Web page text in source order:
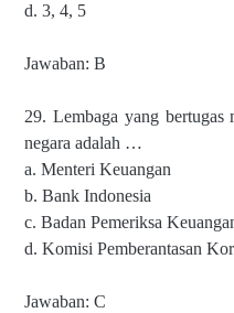
d. 3, 4, 5
Jawaban: B
29. Lembaga yang bertugas
negara adalah …
a. Menteri Keuangan
b. Bank Indonesia
c. Badan Pemeriksa
d. Komisi Pemberantasan
Jawaban: C